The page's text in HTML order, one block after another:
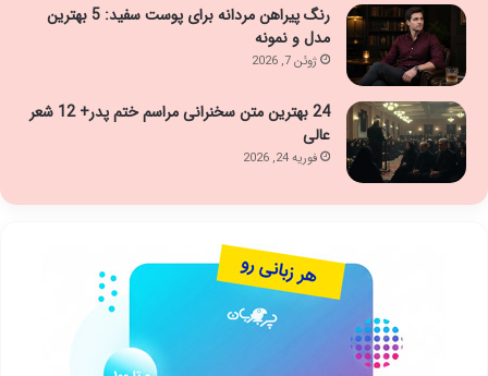
رنگ پیراهن مردانه برای پوست سفید: 5 بهترین
مدل و نمونه
ژوئن 7, 2026
24 بهترین متن سخنرانی مراسم ختم پدر+ 12 شعر
عالی
فوریه 24, 2026